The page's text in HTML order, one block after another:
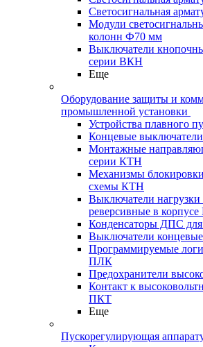
Светосигнальная
Модули
колонн Ф70 мм
Выключатели
серии ВКН
Еще
Оборудование защиты и
промышленной установки
Устройства плавного
Концевые
Монтажные
серии КТН
Механизмы
схемы КТН
Выключатели
реверсивные в
Конденсаторы ДПС для
Выключатели
Программируемые
ПЛК
Предохранители
Контакт к
ПКТ
Еще
Пускорегулирующая